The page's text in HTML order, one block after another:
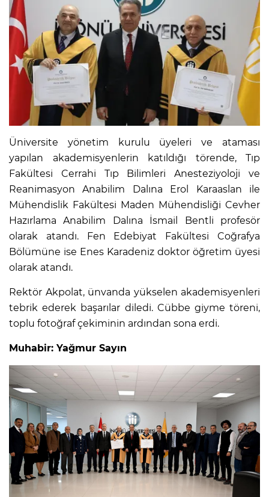
Üniversite yönetim kurulu üyeleri ve ataması
yapılan akademisyenlerin katıldığı törende, Tıp
Fakültesi Cerrahi Tıp Bilimleri Anesteziyoloji ve
Reanimasyon Anabilim Dalına Erol Karaaslan ile
Mühendislik Fakültesi Maden Mühendisliği Cevher
Hazırlama Anabilim Dalına İsmail Bentli profesör
olarak atandı. Fen Edebiyat Fakültesi Coğrafya
Bölümüne ise Enes Karadeniz doktor öğretim üyesi
olarak atandı.
Rektör Akpolat, ünvanda yükselen akademisyenleri
tebrik ederek başarılar diledi. Cübbe giyme töreni,
toplu fotoğraf çekiminin ardından sona erdi.
Muhabir: Yağmur Sayın